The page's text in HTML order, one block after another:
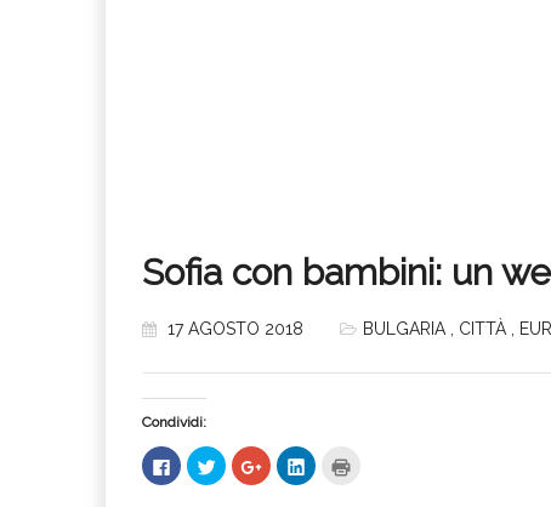
Sofia con bambini: un
17 AGOSTO 2018 BULGARIA CITTÀ
Condividi:
Fai
clic
Fai
clic
Fai
clic
Fai
clic